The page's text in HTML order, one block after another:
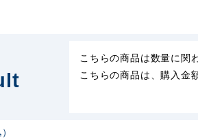
こちらの商品は数量に関
こちらの商品は、購入金